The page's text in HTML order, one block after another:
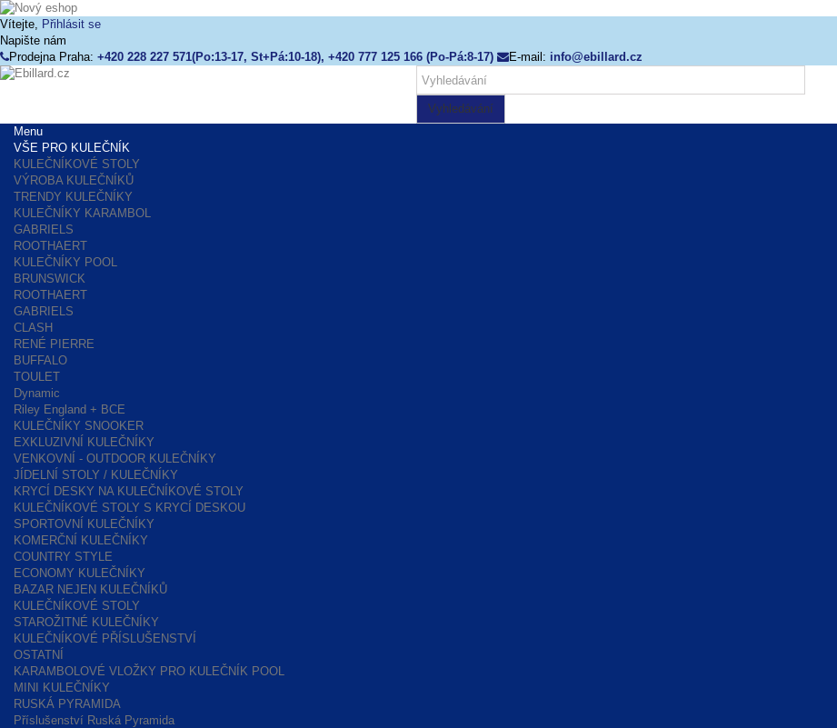
Vítejte, Přihlásit se
Napište nám
Prodejna Praha: +420 228 227 571(Po:13-17, St+Pá:10-18), +420 777 125 166 (Po-Pá:8-17) E-mail: info@ebillard.cz
Vyhledávání
Menu
VŠE PRO KULEČNÍK
KULEČNÍKOVÉ STOLY
VÝROBA KULEČNÍKŮ
TRENDY KULEČNÍKY
KULEČNÍKY KARAMBOL
GABRIELS
ROOTHAERT
KULEČNÍKY POOL
BRUNSWICK
ROOTHAERT
GABRIELS
CLASH
RENÉ PIERRE
BUFFALO
TOULET
Dynamic
Riley England + BCE
KULEČNÍKY SNOOKER
EXKLUZIVNÍ KULEČNÍKY
VENKOVNÍ - OUTDOOR KULEČNÍKY
JÍDELNÍ STOLY / KULEČNÍKY
KRYCÍ DESKY NA KULEČNÍKOVÉ STOLY
KULEČNÍKOVÉ STOLY S KRYCÍ DESKOU
SPORTOVNÍ KULEČNÍKY
KOMERČNÍ KULEČNÍKY
COUNTRY STYLE
ECONOMY KULEČNÍKY
BAZAR NEJEN KULEČNÍKŮ
KULEČNÍKOVÉ STOLY
STAROŽITNÉ KULEČNÍKY
KULEČNÍKOVÉ PŘÍSLUŠENSTVÍ
OSTATNÍ
KARAMBOLOVÉ VLOŽKY PRO KULEČNÍK POOL
MINI KULEČNÍKY
RUSKÁ PYRAMIDA
Příslušenství Ruská Pyramida